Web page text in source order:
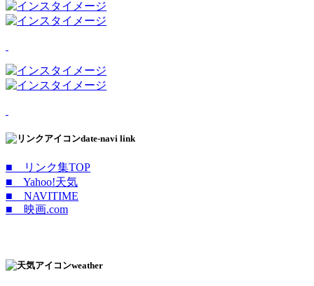
date-navi link
■ リンク集TOP
■ Yahoo!天気
■ NAVITIME
■ 映画.com
weather